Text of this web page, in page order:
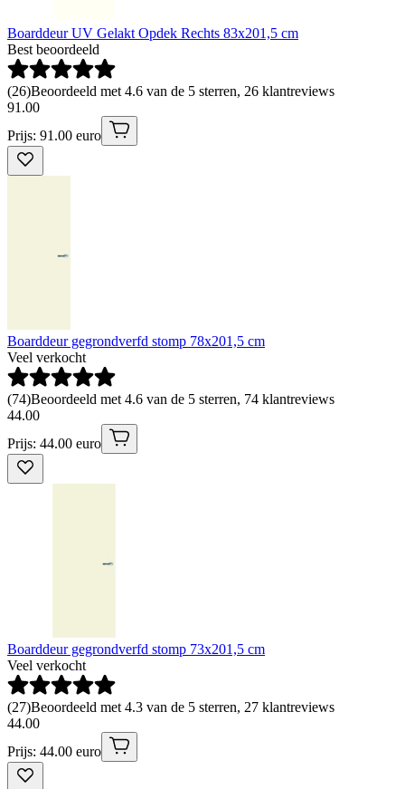
Boarddeur UV Gelakt Opdek Rechts 83x201,5 cm
Best beoordeeld
(26)Beoordeeld met 4.6 van de 5 sterren, 26 klantreviews
91 .00
Prijs: 91.00 euro
Boarddeur gegrondverfd stomp 78x201,5 cm
Veel verkocht
(74)Beoordeeld met 4.6 van de 5 sterren, 74 klantreviews
44.00
Prijs: 44.00 euro
Boarddeur gegrondverfd stomp 73x201,5 cm
Veel verkocht
(27)Beoordeeld met 4.3 van de 5 sterren, 27 klantreviews
44.00
Prijs: 44.00 euro